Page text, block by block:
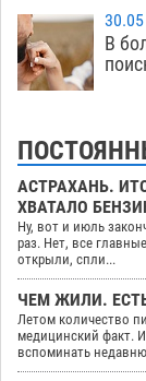
30.05
В
АСТРАХАНЬ.
ХВАТАЛО
Ну, вот и июль
раз. Нет, все
открыли, спли...
ЧЕМ ЖИЛИ.
Летом количество
медицинский факт.
вспоминать